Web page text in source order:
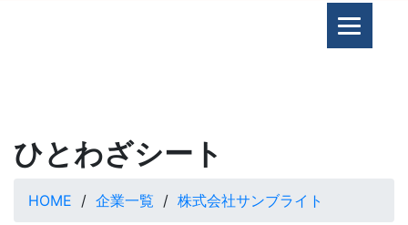
ひとわざシート
HOME 企業一覧 株式会社サンブライト